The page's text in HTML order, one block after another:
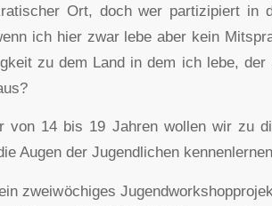
Ort, doch wer partizipiert in
ich hier zwar lebe aber kein
zu dem Land in dem ich lebe,
von 14 bis 19 Jahren wollen wir zu
Augen der Jugendlichen
zweiwöchiges